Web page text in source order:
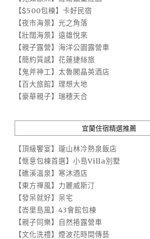
【$500包棟】卡好民宿
【夜市海景】光之角落
【壯闊海景】遠雄悅來
【親子露營】海洋公園露營車
【簡約質感】花蓮捷絲旅
【鬼斧神工】太魯閣晶英酒店
【百大旅館】理想大地
【豪華親子】瑞穗天合
宜蘭住宿精選推薦
【頂級饗宴】瓏山林冷熱泉飯店
【愜意包棟首選】小島Villa別墅
【礁溪溫泉】寒沐酒店
【東方禪風】力麗威斯汀
【發呆就好】呆宅
【峇里島風】43會館包棟
【親子同樂】自然捲露營車
【文化洗禮】煙波花時間傳藝